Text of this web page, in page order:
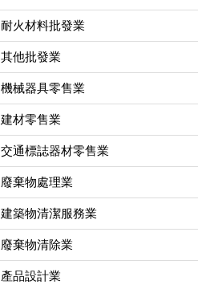
耐火材料批發業
其他批發業
機械器具零售業
建材零售業
交通標誌器材零售業
廢棄物處理業
建築物清潔服務業
廢棄物清除業
產品設計業